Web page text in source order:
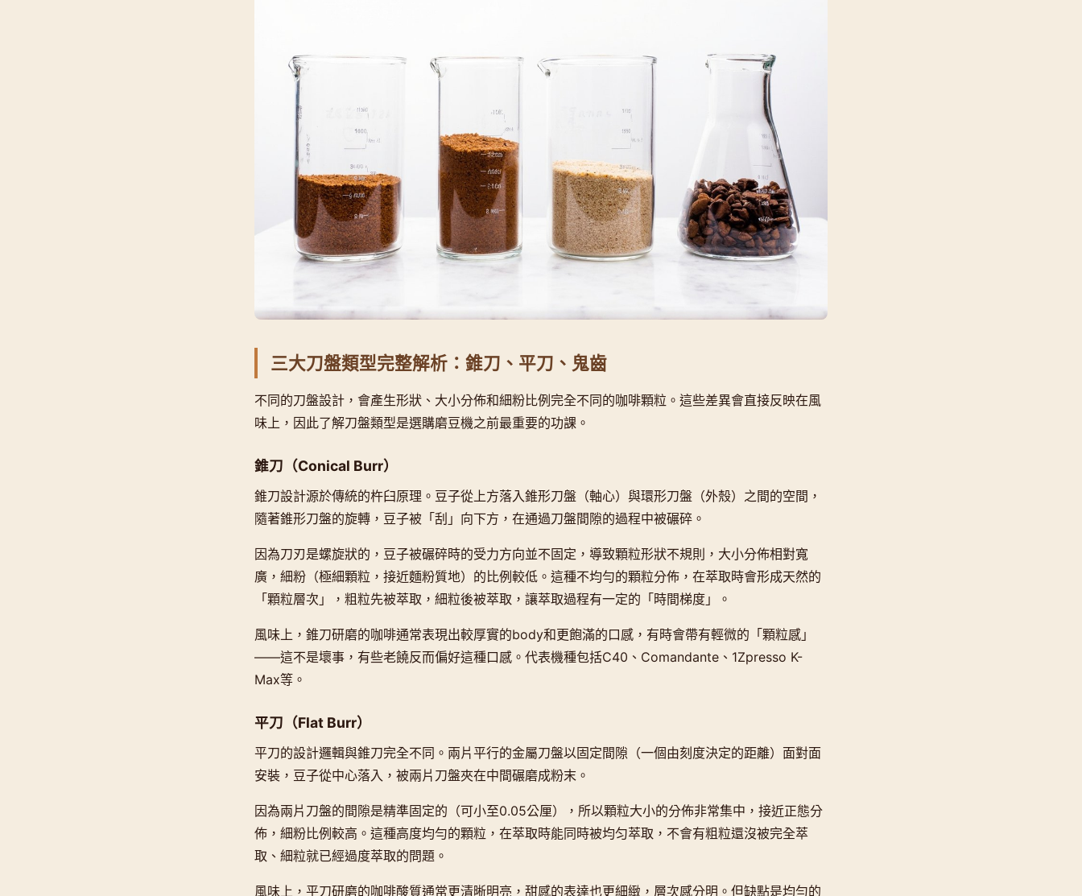
三大刀盤類型完整解析：錐刀、平刀、鬼齒
不同的刀盤設計，會產生形狀、大小分佈和細粉比例完全不同的咖啡顆粒。這些差異會直接反映在風
味上，因此了解刀盤類型是選購磨豆機之前最重要的功課。
錐刀（Conical Burr）
錐刀設計源於傳統的杵臼原理。豆子從上方落入錐形刀盤（軸心）與環形刀盤（外殼）之間的空間，
隨著錐形刀盤的旋轉，豆子被「刮」向下方，在通過刀盤間隙的過程中被碾碎。
因為刀刃是螺旋狀的，豆子被碾碎時的受力方向並不固定，導致顆粒形狀不規則，大小分佈相對寬
廣，細粉（極細顆粒，接近麵粉質地）的比例較低。這種不均勻的顆粒分佈，在萃取時會形成天然的
「顆粒層次」，粗粒先被萃取，細粒後被萃取，讓萃取過程有一定的「時間梯度」。
風味上，錐刀研磨的咖啡通常表現出較厚實的body和更飽滿的口感，有時會帶有輕微的「顆粒感」
——這不是壞事，有些老饒反而偏好這種口感。代表機種包括C40、Comandante、1Zpresso K-
Max等。
平刀（Flat Burr）
平刀的設計邏輯與錐刀完全不同。兩片平行的金屬刀盤以固定間隙（一個由刻度決定的距離）面對面
安裝，豆子從中心落入，被兩片刀盤夾在中間碾磨成粉末。
因為兩片刀盤的間隙是精準固定的（可小至0.05公厘），所以顆粒大小的分佈非常集中，接近正態分
佈，細粉比例較高。這種高度均勻的顆粒，在萃取時能同時被均匀萃取，不會有粗粒還沒被完全萃
取、細粒就已經過度萃取的問題。
風味上，平刀研磨的咖啡酸質通常更清晰明亮，甜感的表達也更細緻，層次感分明。但缺點是均勻的